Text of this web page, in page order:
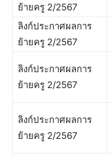
ย้ายครู 2/2567
ลิงก์ประกาศผลการ
ย้ายครู 2/2567
ลิงก์ประกาศผลการ
ย้ายครู 2/2567
ลิงก์ประกาศผลการ
ย้ายครู 2/2567